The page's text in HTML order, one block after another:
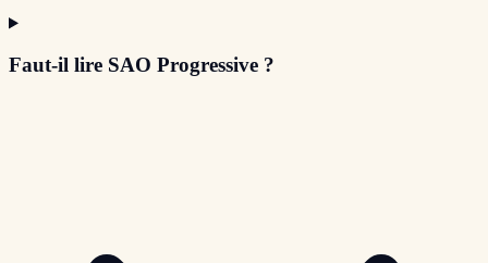
Faut-il lire SAO Progressive ?